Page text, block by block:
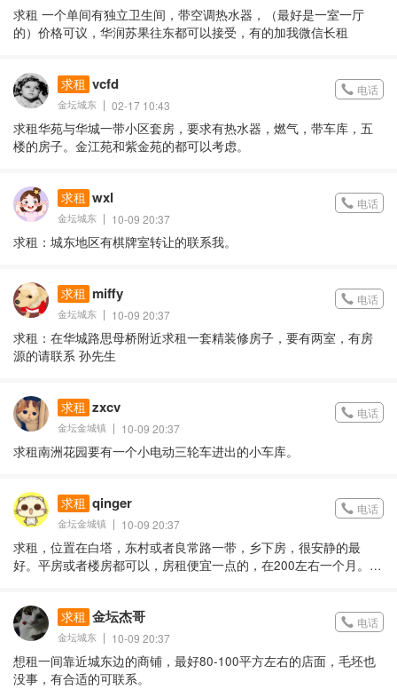
求租 一个单间有独立卫生间，带空调热水器，（最好是一室一厅
的）价格可议，华润苏果往东都可以接受，有的加我微信长租
求租 vcfd
金坛城东 02-17 10:43
电话
求租华苑与华城一带小区套房，要求有热水器，燃气，带车库，五
楼的房子。金江苑和紫金苑的都可以考虑。
求租 wxl
金坛城东 10-09 20:37
电话
求租：城东地区有棋牌室转让的联系我。
求租 miffy
金坛城东 10-09 20:37
电话
求租：在华城路思母桥附近求租一套精装修房子，要有两室，有房
源的请联系 孙先生
求租 zxcv
金坛金城镇 10-09 20:37
电话
求租南洲花园要有一个小电动三轮车进出的小车库。
求租 qinger
金坛金城镇 10-09 20:37
电话
求租，位置在白塔，东村或者良常路一带，乡下房，很安静的最
好。平房或者楼房都可以，房租便宜一点的，在200左右一个月。租
求租 金坛杰哥
金坛城东 10-09 20:37
电话
想租一间靠近城东边的商铺，最好80-100平方左右的店面，毛坯也
没事，有合适的可联系。